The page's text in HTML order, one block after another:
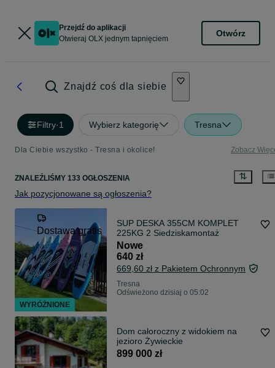
Przejdź do aplikacji
Otwieraj OLX jednym tapnięciem
Otwórz
Znajdź coś dla siebie
Filtry·1 Wybierz kategorię Tresna
Dla Ciebie wszystko - Tresna i okolice! Zobacz
ZNALEŹLIŚMY 133 OGŁOSZENIA
Jak pozycjonowane są ogłoszenia?
Dostawa gratis
SUP DESKA 355CM KOMPLET
225KG 2 Siedziskamontaż
Nowe
640 zł
669,60 zł z Pakietem Ochronnym
Tresna
Odświeżono dzisiaj o 05:02
Dom całoroczny z widokiem na
jezioro Żywieckie
899 000 zł
WYRÓŻNIONE